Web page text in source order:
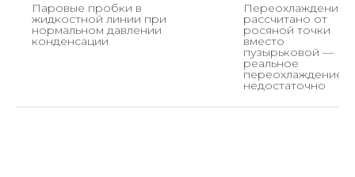
Паровые пробки в
жидкостной линии при
нормальном давлении
конденсации
Переохлаждение
рассчитано от
росяной точки
вместо
пузырьковой —
реальное
переохлаждение
недостаточно